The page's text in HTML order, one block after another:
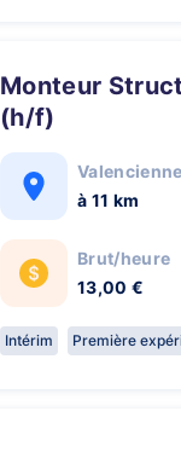
Monteur Structures Métalliques
(h/f)
à 11 km
Brut/heure
13,00 €
Intérim Première